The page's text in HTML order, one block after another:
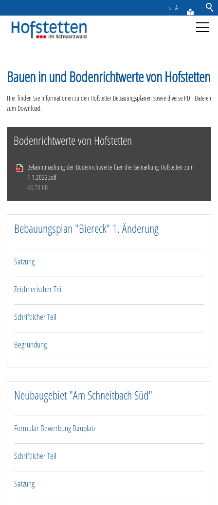
A A
Gemeinde
Rathaus & Service
Karriere
Bürgerblatt
Gebühren, Beiträge, Steuern & Abgaben
Formulare & Satzungen
Wirtschaft
Kontakt
Bauen in und Bodenrichtwerte von Hofstetten
Hier finden Sie Informationen zu den Hofstetter Bebauungsplänen sowie diverse PDF-Dateien
zum Download.
Bodenrichtwerte von Hofstetten
Bekanntmachung-der-Bodenrichtwerte-fuer-die-Gemarkung-Hofstetten-zum-
1.1.2022.pdf
43,78 KB
Bebauungsplan "Biereck" 1. Änderung
Satzung
Zeichnerischer Teil
Schriftlicher Teil
Begründung
Neubaugebiet "Am Schneitbach Süd"
Formular Bewerbung Bauplatz
Schriftlicher Teil
Satzung